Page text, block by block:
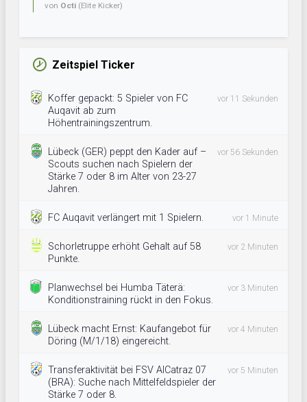
von Octi (Elite Kicker)
Zeitspiel Ticker
Koffer gepackt: 5 Spieler von FC
Auqavit ab zum
Höhentrainingszentrum.
vor 11 Sekunden
Lübeck (GER) peppt den Kader auf –
Scouts suchen nach Spielern der
Stärke 7 oder 8 im Alter von 23-27
Jahren.
vor 56 Sekunden
FC Auqavit verlängert mit 1 Spielern. vor 1 Minute
Schorletruppe erhöht Gehalt auf 58
Punkte.
vor 2 Minuten
Planwechsel bei Humba Täterä:
Konditionstraining rückt in den Fokus.
vor 3 Minuten
Lübeck macht Ernst: Kaufangebot für
Döring (M/1/18) eingereicht.
vor 4 Minuten
Transferaktivität bei FSV AlCatraz 07
(BRA): Suche nach Mittelfeldspieler der
Stärke 7 oder 8.
vor 5 Minuten